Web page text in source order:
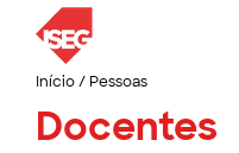
Início/ Pessoas
Docentes